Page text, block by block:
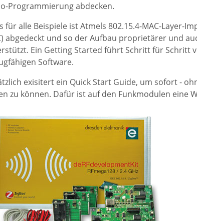
Programmierung abdecken.
für alle Beispiele ist Atmels 802.15.4-MAC-Layer-
abgedeckt und so der Aufbau proprietärer und
Ein Getting Started führt Schritt für Schritt
Software.
exisitert ein Quick Start Guide, um sofort -
zu können. Dafür ist auf den Funkmodulen eine